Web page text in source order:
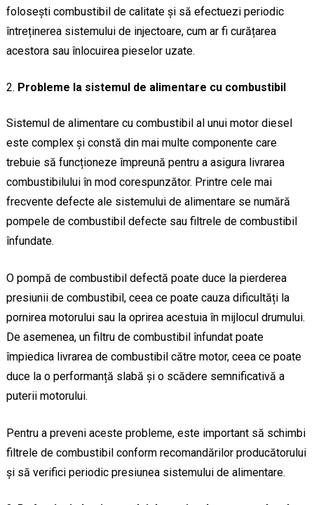
folosești combustibil de calitate și să efectuezi periodic
întreținerea sistemului de injectoare, cum ar fi curățarea
acestora sau înlocuirea pieselor uzate.
Probleme la sistemul de alimentare cu combustibil
Sistemul de alimentare cu combustibil al unui motor diesel
este complex și constă din mai multe componente care
trebuie să funcționeze împreună pentru a asigura livrarea
combustibilului în mod corespunzător. Printre cele mai
frecvente defecte ale sistemului de alimentare se numără
pompele de combustibil defecte sau filtrele de combustibil
înfundate.
O pompă de combustibil defectă poate duce la pierderea
presiunii de combustibil, ceea ce poate cauza dificultăți la
pornirea motorului sau la oprirea acestuia în mijlocul drumului.
De asemenea, un filtru de combustibil înfundat poate
împiedica livrarea de combustibil către motor, ceea ce poate
duce la o performanță slabă și o scădere semnificativă a
puterii motorului.
Pentru a preveni aceste probleme, este important să schimbi
filtrele de combustibil conform recomandărilor producătorului
și să verifici periodic presiunea sistemului de alimentare.